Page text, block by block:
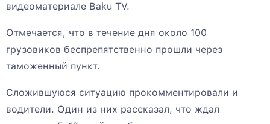
видеоматериале Baku TV.
Отмечается, что в течение дня около 100
грузовиков беспрепятственно прошли через
таможенный пункт.
Сложившуюся ситуацию прокомментировали и
водители. Один из них рассказал, что ждал